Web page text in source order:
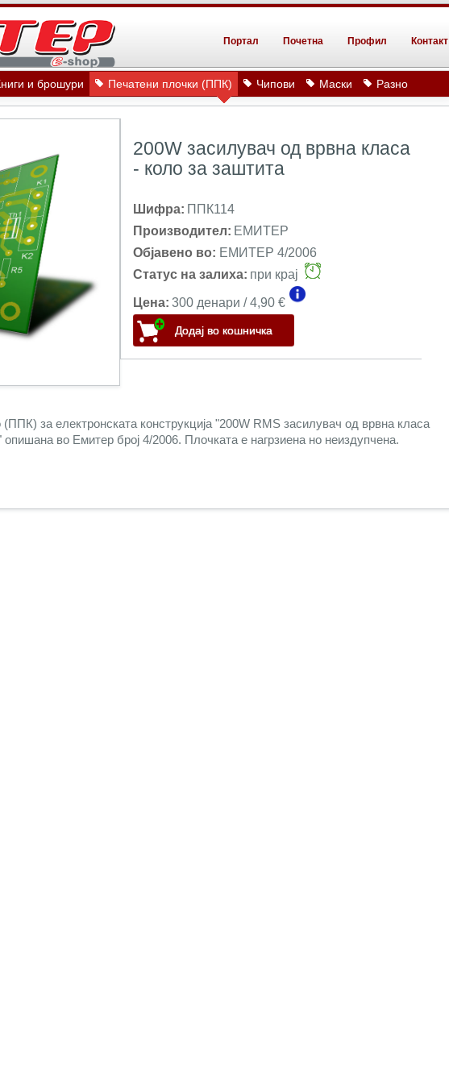
Портал Почетна Профил Контакт
и брошури Печатени плочки (ППК) Чипови Маски Разно
200W засилувач од врвна класа
- коло за заштита
Шифра: ППК114
Производител: ЕМИТЕР
Објавено во: ЕМИТЕР 4/2006
Статус на залиха: при крај
Цена: 300 денари / 4,90 €
за електронската конструкција "200W RMS засилувач од врвна класа
опишана во Емитер број 4/2006. Плочката е нагрзиена но неиздупчена.